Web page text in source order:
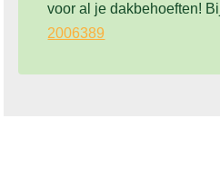
voor al je dakbehoeften!
2006389